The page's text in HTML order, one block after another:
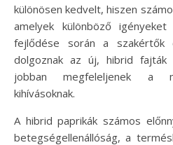
különösen kedvelt, hiszen
amelyek különböző
fejlődése során a szakértők
dolgoznak az új, hibrid fajták
jobban megfeleljenek a
kihívásoknak.
A hibrid paprikák számos
betegségellenállóság, a